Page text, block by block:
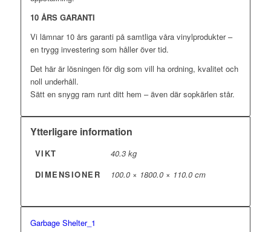
10 ÅRS GARANTI
Vi lämnar 10 års garanti på samtliga våra vinylprodukter –
en trygg investering som håller över tid.
Det här är lösningen för dig som vill ha ordning, kvalitet och
noll underhåll.
Sätt en snygg ram runt ditt hem – även där sopkärlen står.
Ytterligare information
VIKT
40.3 kg
DIMENSIONER
100.0 × 1800.0 × 110.0 cm
Garbage Shelter_1